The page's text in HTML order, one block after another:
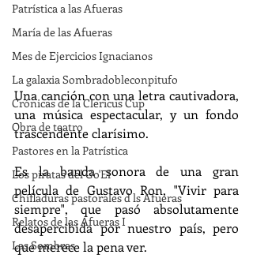
Patrística a las Afueras
María de las Afueras
Mes de Ejercicios Ignacianos
La galaxia Sombradobleconpitufo
Crónicas de la Clericus Cup
Obra de teatro
Pastores en la Patrística
Los piratas del Go'El
Chifladuras pastorales d ls Afueras
Relatos de las Afueras I
Las Sombras
Una canción con una letra cautivadora,
una música espectacular, y un fondo
trascendente clarísimo.
Es la banda sonora de una gran
película de Gustavo Ron, "Vivir para
siempre", que pasó absolutamente
desapercibida por nuestro país, pero
que merece la pena ver.